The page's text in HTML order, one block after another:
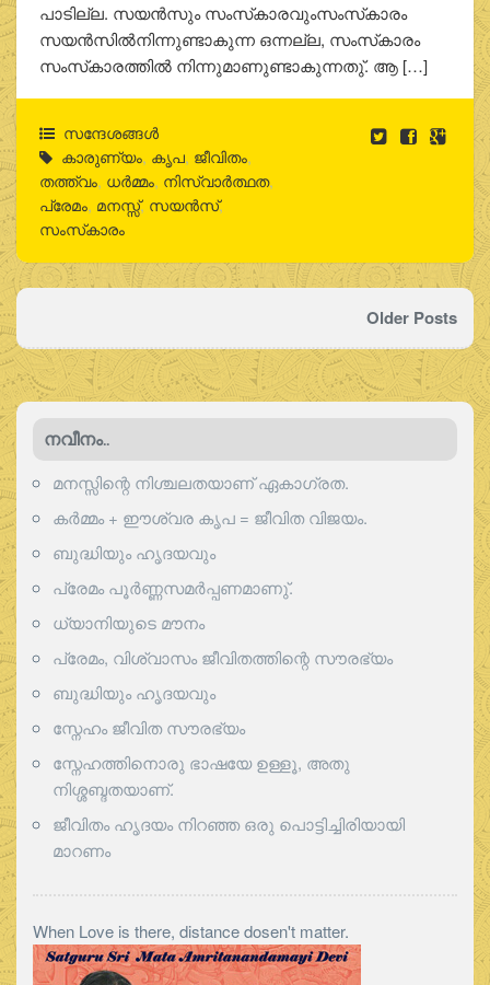
പാടില്ല. സയന്‍സും സംസ്‌കാരവുംസംസ്‌കാരം
സയന്‍സില്‍നിന്നുണ്ടാകുന്ന ഒന്നല്ല, സംസ്‌കാരം
സംസ്‌കാരത്തില്‍ നിന്നുമാണുണ്ടാകുന്നതു്. ആ […]
സന്ദേശങ്ങൾ
കാരുണ്യം, കൃപ, ജീവിതം,
തത്ത്വം, ധര്‍മ്മം, നിസ്വാര്‍ത്ഥത,
പ്രേമം, മനസ്സ്, സയന്‍സ്,
സംസ്‌കാരം
Older Posts
നവീനം..
മനസ്സിന്റെ നിശ്ചലതയാണ് ഏകാഗ്രത.
കർമ്മം + ഈശ്വര കൃപ = ജീവിത വിജയം.
ബുദ്ധിയും ഹൃദയവും
പ്രേമം പൂര്‍ണ്ണസമര്‍പ്പണമാണു്.
ധ്യാനിയുടെ മൗനം
പ്രേമം, വിശ്വാസം ജീവിതത്തിന്റെ സൗരഭ്യം
ബുദ്ധിയും ഹൃദയവും
സ്നേഹം ജീവിത സൗരഭ്യം
സ്നേഹത്തിനൊരു ഭാഷയേ ഉള്ളൂ, അതു
നിശ്ശബ്ദതയാണ്.
ജീവിതം ഹൃദയം നിറഞ്ഞ ഒരു പൊട്ടിച്ചിരിയായി
മാറണം
When Love is there, distance dosen't matter.